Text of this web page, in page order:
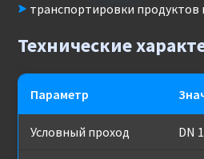
транспортировки
Технические
Параметр
Условный проход DN